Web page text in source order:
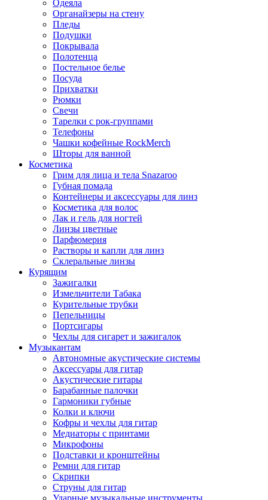
Одеяла
Органайзеры на стену
Пледы
Подушки
Покрывала
Полотенца
Постельное белье
Посуда
Прихватки
Рюмки
Свечи
Тарелки с рок-группами
Телефоны
Чашки кофейные RockMerch
Шторы для ванной
Косметика
Грим для лица и тела Snazaroo
Губная помада
Контейнеры и аксессуары для линз
Косметика для волос
Лак и гель для ногтей
Линзы цветные
Парфюмерия
Растворы и капли для линз
Склеральные линзы
Курящим
Зажигалки
Измельчители Табака
Курительные трубки
Пепельницы
Портсигары
Чехлы для сигарет и зажигалок
Музыкантам
Автономные акустические системы
Аксессуары для гитар
Акустические гитары
Барабанные палочки
Гармоники губные
Колки и ключи
Кофры и чехлы для гитар
Медиаторы с принтами
Микрофоны
Подставки и кронштейны
Ремни для гитар
Скрипки
Струны для гитар
Ударные музыкальные инструменты